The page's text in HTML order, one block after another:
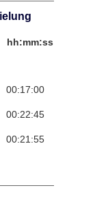
hh:mm:ss
00:17:00
00:22:45
00:21:55